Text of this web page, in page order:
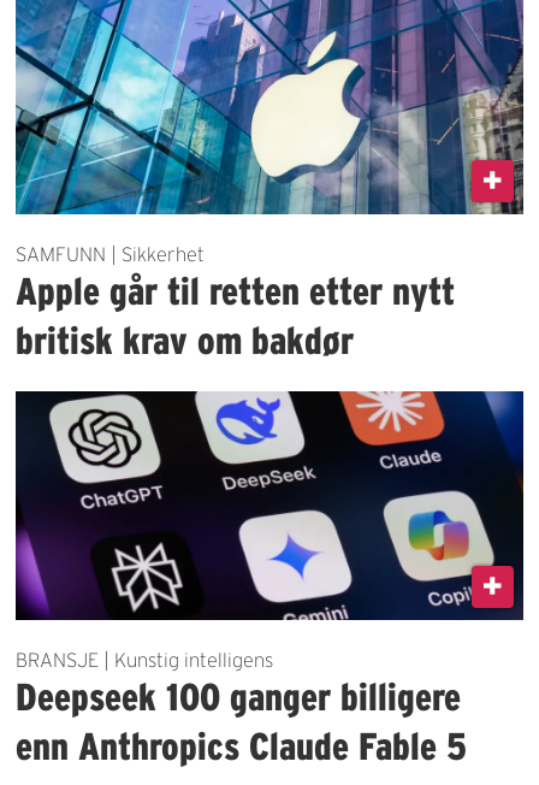
SAMFUNN | Sikkerhet
Apple går til retten etter nytt
britisk krav om bakdør
BRANSJE | Kunstig intelligens
Deepseek 100 ganger billigere
enn Anthropics Claude Fable 5